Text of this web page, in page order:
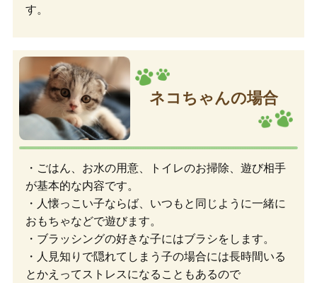
す。
ネコちゃんの場合
・ごはん、お水の用意、トイレのお掃除、遊び相手
が基本的な内容です。
・人懐っこい子ならば、いつもと同じように一緒に
おもちゃなどで遊びます。
・ブラッシングの好きな子にはブラシをします。
・人見知りで隠れてしまう子の場合には長時間いる
とかえってストレスになることもあるので